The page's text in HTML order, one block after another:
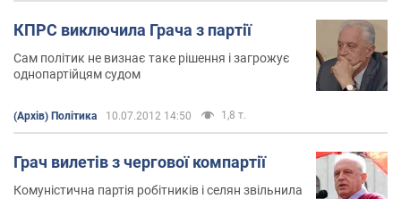
КПРС виключила Грача з партії
Сам політик не визнає таке рішення і загрожує
однопартійцям судом
(Архів) Політика 10.07.2012 14:50 1,8 т.
Грач вилетів з чергової компартії
Комуністична партія робітників і селян звільнила